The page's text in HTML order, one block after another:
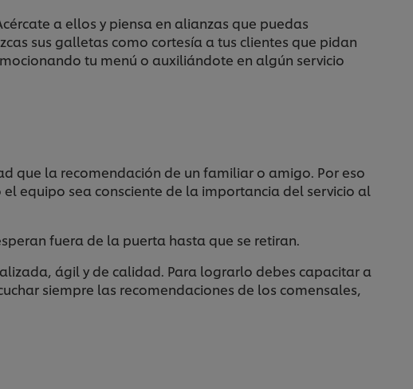
a ellos y piensa en alianzas que puedas
sus galletas como cortesía a tus clientes que pidan
tu menú o auxiliándote en algún servicio
que la recomendación de un familiar o amigo. Por eso
equipo sea consciente de la importancia del servicio al
fuera de la puerta hasta que se retiran.
ágil y de calidad. Para lograrlo debes capacitar a
siempre las recomendaciones de los comensales,